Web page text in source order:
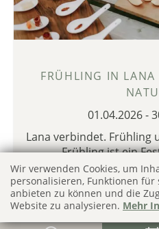
Wir verwenden Cookies, um
personalisieren, Funktionen für
anbieten zu können und die
Website zu analysieren. Mehr
FRÜHLING IN LANA
01.04.2026-
Lana verbindet. Frühling
Frühling ist ein
FRÜHLINGS